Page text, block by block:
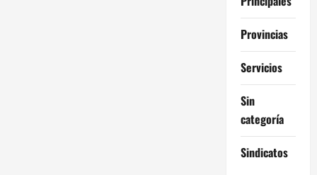
Provincias
Servicios
Sin
categoría
Sindicatos